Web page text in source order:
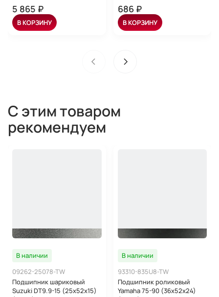
5 865 ₽
В КОРЗИНУ
686 ₽
В КОРЗИНУ
С этим товаром
рекомендуем
В наличии
09262-25078-TW
Подшипник шариковый
Suzuki DT9.9-15 (25x52x15)
В наличии
93310-835U8-TW
Подшипник роликовый
Yamaha 75-90 (36x52x24)